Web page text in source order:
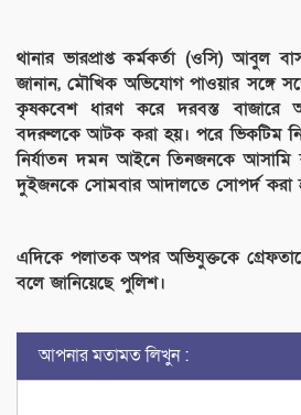
থানার ভারপ্রাপ্ত কর্মকর্তা (ওসি) আবুল
জানান, মৌখিক অভিযোগ পাওয়ার সঙ্গে
কৃষকবেশ ধারণ করে দরবস্ত বাজারে
বদরুলকে আটক করা হয়। পরে ভিকটিম
নির্যাতন দমন আইনে তিনজনকে
দুইজনকে সোমবার আদালতে সোপর্দ করা
এদিকে পলাতক অপর অভিযুক্তকে
বলে জানিয়েছে পুলিশ।
আপনার মতামত লিখুন :